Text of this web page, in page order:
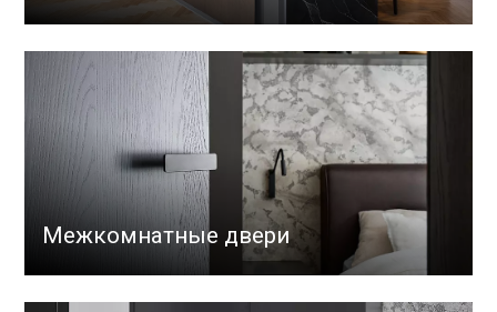
Межкомнатные двери